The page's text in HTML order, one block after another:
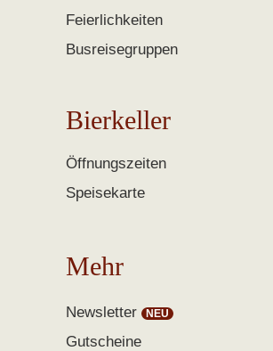
Feierlichkeiten
Busreisegruppen
Bierkeller
Öffnungszeiten
Speisekarte
Mehr
Newsletter
Gutscheine